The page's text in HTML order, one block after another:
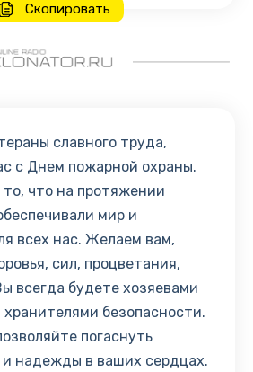
Скопировать
славного труда,
с Днем пожарной охраны.
что на протяжении
мир и
всех нас. Желаем вам,
сил, процветания,
всегда будете хозяевами
безопасности.
погаснуть
надежды в ваших сердцах.